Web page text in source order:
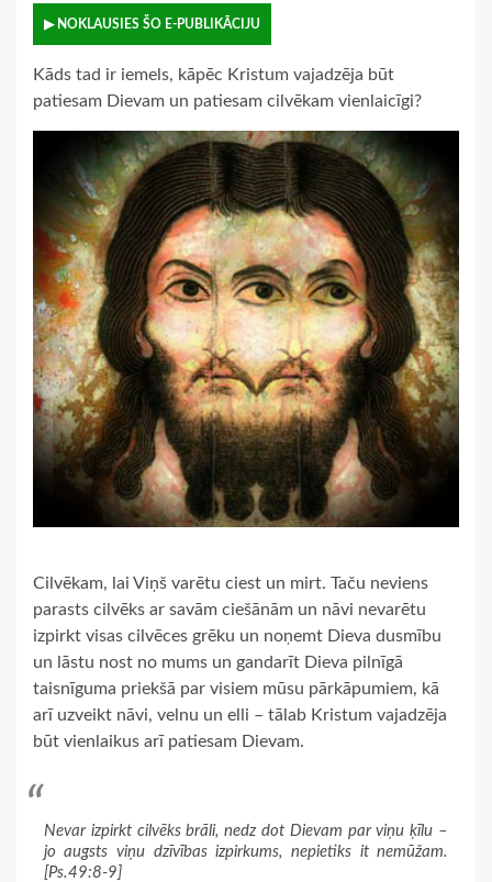
▶ NOKLAUSIES ŠO E-PUBLIKĀCIJU
Kāds tad ir iemels, kāpēc Kristum vajadzēja būt
patiesam Dievam un patiesam cilvēkam vienlaicīgi?
Cilvēkam, lai Viņš varētu ciest un mirt. Taču neviens
parasts cilvēks ar savām ciešānām un nāvi nevarētu
izpirkt visas cilvēces grēku un noņemt Dieva dusmību
un lāstu nost no mums un gandarīt Dieva pilnīgā
taisnīguma priekšā par visiem mūsu pārkāpumiem, kā
arī uzveikt nāvi, velnu un elli – tālab Kristum vajadzēja
būt vienlaikus arī patiesam Dievam.
Nevar izpirkt cilvēks brāli, nedz dot Dievam par viņu ķīlu –
jo augsts viņu dzīvības izpirkums, nepietiks it nemūžam.
[Ps.49:8-9]